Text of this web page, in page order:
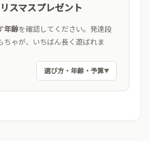
スマスプレゼント
年齢を確認してください。発達段
ちゃが、いちばん長く遊ばれま
選び方・年齢・予算▼